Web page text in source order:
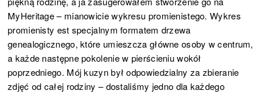
MyHeritage – mianowicie wykresu promienistego. Wykres
promienisty est specjalnym formatem drzewa
genealogicznego, które umieszcza główne osoby w centrum,
a każde następne pokolenie w pierścieniu wokół
poprzedniego. Mój kuzyn był odpowiedzialny za zbieranie
zdjęć od całej rodziny – dostaliśmy jedno dla każdego